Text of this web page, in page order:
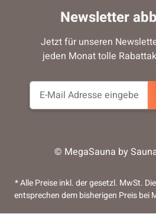
Newsletter
Jetzt für unseren
jeden Monat tolle
© MegaSauna by
* Alle Preise inkl. der gesetzl. MwSt.
entsprechen dem bisherigen Preis bei